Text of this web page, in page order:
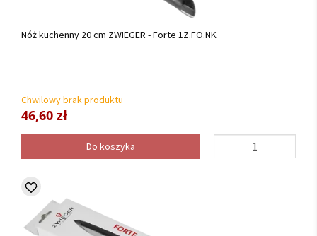
Nóż kuchenny 20 cm ZWIEGER - Forte 1Z.FO.NK
Chwilowy brak produktu
46,60 zł
Do koszyka